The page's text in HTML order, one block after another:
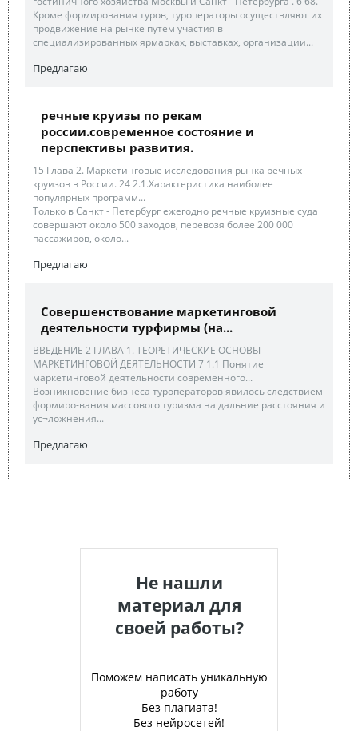
Кроме формирования туров, туроператоры осуществляют их
продвижение на рынке путем участия в
специализированных ярмарках, выставках, организации...
Предлагаю
речные круизы по рекам
россии.современное состояние и
перспективы развития.
15 Глава 2. Маркетинговые исследования рынка речных
круизов в России. 24 2.1.Характеристика наиболее
популярных программ...
Только в Санкт - Петербург ежегодно речные круизные суда
совершают около 500 заходов, перевозя более 200 000
пассажиров, около...
Предлагаю
Совершенствование маркетинговой
деятельности турфирмы (на...
ВВЕДЕНИЕ 2 ГЛАВА 1. ТЕОРЕТИЧЕСКИЕ ОСНОВЫ
МАРКЕТИНГОВОЙ ДЕЯТЕЛЬНОСТИ 7 1.1 Понятие
маркетинговой деятельности современного...
Возникновение бизнеса туроператоров явилось следствием
формиро-вания массового туризма на дальние расстояния и
ус¬ложнения...
Предлагаю
Не нашли
материал для
своей работы?
Поможем написать уникальную
работу
Без плагиата!
Без нейросетей!